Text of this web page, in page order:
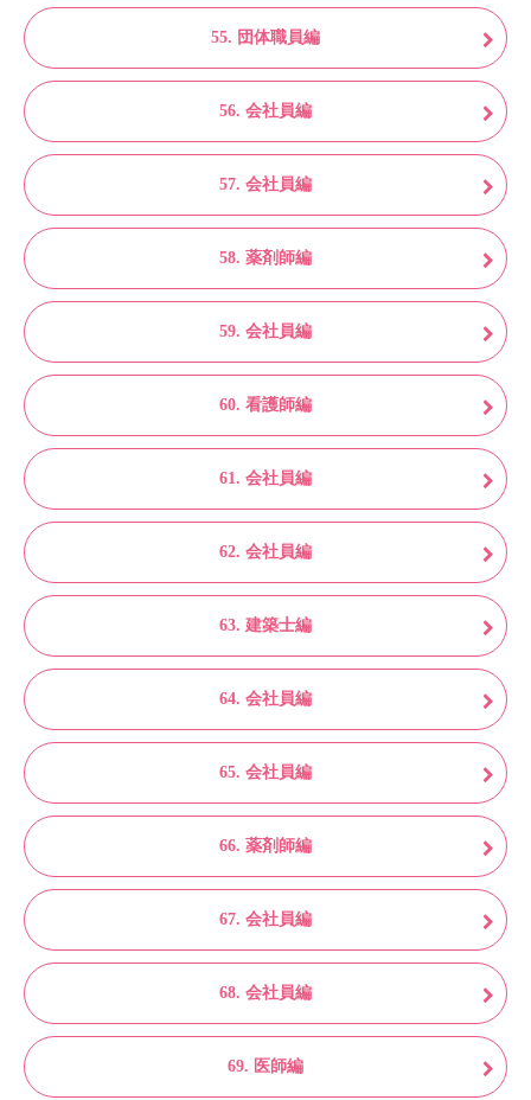
55. 団体職員編
56. 会社員編
57. 会社員編
58. 薬剤師編
59. 会社員編
60. 看護師編
61. 会社員編
62. 会社員編
63. 建築士編
64. 会社員編
65. 会社員編
66. 薬剤師編
67. 会社員編
68. 会社員編
69. 医師編